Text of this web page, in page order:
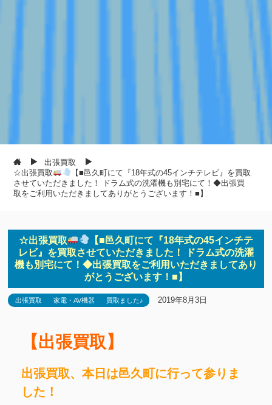
出張買取
☆出張買取
【■邑久町にて『18年式の45インチテレビ』を買取
させていただきました！ ドラム式の洗濯機も別宅にて！◆出張買
取をご利用いただきましてありがとうございます！■】
☆出張買取
【■邑久町にて『18年式の45インチテ
レビ』を買取させていただきました！ ドラム式の洗濯
機も別宅にて！◆出張買取をご利用いただきましてあり
がとうございます！■】
出張買取 家電・AV機器 買取ました♪ 2019年8月3日
【出張買取】
出張買取、本日は邑久町に行って参りま
した！